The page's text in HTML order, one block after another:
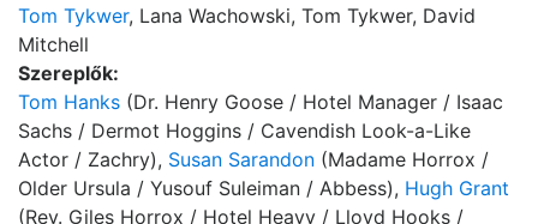
Tom Tykwer, Lana Wachowski, Tom Tykwer, David
Mitchell
Szereplők:
Tom Hanks (Dr. Henry Goose / Hotel Manager / Isaac
Sachs / Dermot Hoggins / Cavendish Look-a-Like
Actor / Zachry), Susan Sarandon (Madame Horrox /
Older Ursula / Yusouf Suleiman / Abbess), Hugh Grant
(Rev. Giles Horrox / Hotel Heavy / Lloyd Hooks /